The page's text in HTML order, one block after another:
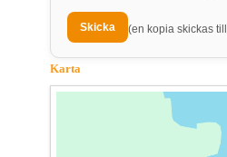
(en kopia skickas
Karta